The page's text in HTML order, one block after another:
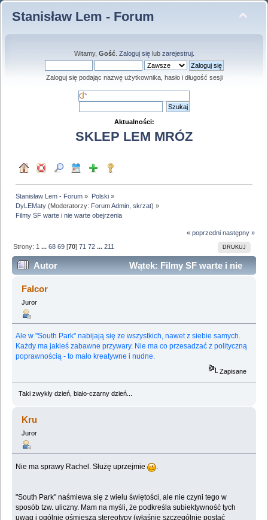
Stanisław Lem - Forum
Witamy, Gość. Zaloguj sięlub zarejestruj.
Zaloguj się podając nazwę użytkownika, hasło i długość sesji
Aktualności:
SKLEP LEM MRÓZ
Stanisław Lem - Forum » Polski»
DyLEMaty (Moderatorzy: Forum Admin ,skrzat) »
Filmy SF warte i nie warte obejrzenia
« poprzedni następny »
DRUKUJ
Strony: 1 ...68 69 [70]71 72 ...211
Autor
Wątek: Filmy SF warte i nie
warte obejrzenia (Przeczytany 3774888 razy)
Falcor
Juror
Ale w "South Park" nabijają się ze wszystkich, nawet z siebie samych.
Każdy ma jakieś zabawne przywary. Nie ma co przesadzać z polityczną
poprawnością - to mało kreatywne i nudne.
Zapisane
Taki zwykły dzień, biało-czarny dzień...
Kru
Juror
Nie ma sprawy Rachel. Służę uprzejmie .
"South Park" naśmiewa się z wielu świętości, ale nie czyni tego w
sposób tzw. uliczny. Mam na myśli, że podkreśla subiektywność tych
uwag i ogólnie ośmiesza stereotypy (właśnie szczególnie postać